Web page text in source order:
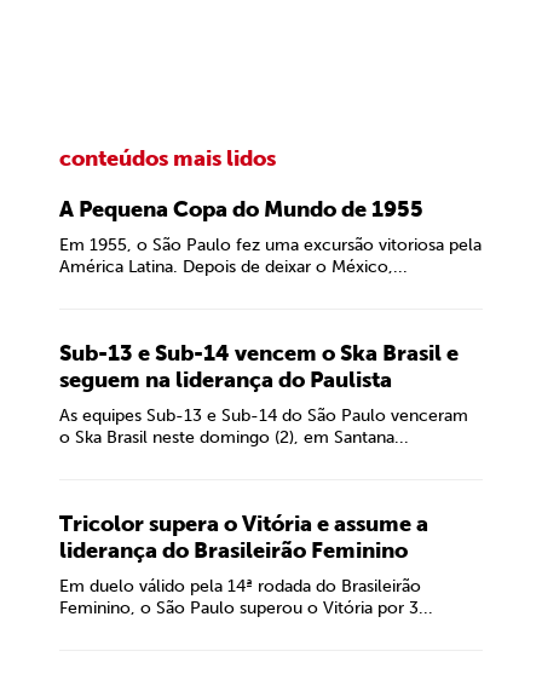
conteúdos mais lidos
A Pequena Copa do Mundo de 1955
Em 1955, o São Paulo fez uma excursão vitoriosa pela
América Latina. Depois de deixar o México,...
Sub-13 e Sub-14 vencem o Ska Brasil e
seguem na liderança do Paulista
As equipes Sub-13 e Sub-14 do São Paulo venceram
o Ska Brasil neste domingo (2), em Santana...
Tricolor supera o Vitória e assume a
liderança do Brasileirão Feminino
Em duelo válido pela 14ª rodada do Brasileirão
Feminino, o São Paulo superou o Vitória por 3...